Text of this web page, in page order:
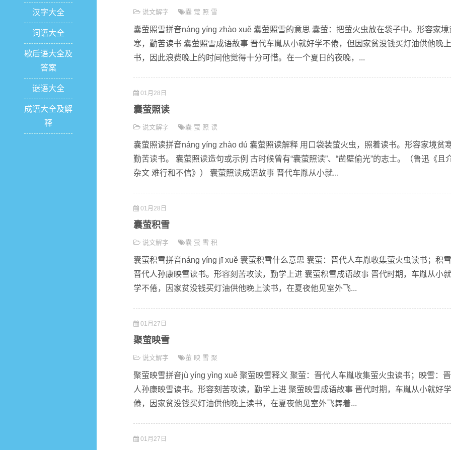
汉字大全
词语大全
歇后语大全及
答案
谜语大全
成语大全及解
释
说文解字 囊 萤 照 雪
囊萤照雪拼音náng yíng zhào xuě 囊萤照雪的意思 囊萤：把萤火虫放在袋子中。形容家境
寒，勤苦读书 囊萤照雪成语故事 晋代车胤从小就好学不倦，但因家贫没钱买灯油供他晚
书，因此浪费晚上的时间他觉得十分可惜。在一个夏日的夜晚，...
01月28日
囊萤照读
说文解字 囊 萤 照 读
囊萤照读拼音náng yíng zhào dú 囊萤照读解释 用口袋装萤火虫，照着读书。形容家境贫寒
勤苦读书。 囊萤照读造句或示例 古时候曾有“囊萤照读”、“凿壁偷光”的志士。（鲁迅《且
杂文 难行和不信》） 囊萤照读成语故事 晋代车胤从小就...
01月28日
囊萤积雪
说文解字 囊 萤 雪 积
囊萤积雪拼音náng yíng jī xuě 囊萤积雪什么意思 囊萤：晋代人车胤收集萤火虫读书；积雪
晋代人孙康映雪读书。形容刻苦攻读，勤学上进 囊萤积雪成语故事 晋代时期，车胤从小
学不倦，因家贫没钱买灯油供他晚上读书，在夏夜他见室外飞...
01月27日
聚萤映雪
说文解字 萤 映 雪 聚
聚萤映雪拼音jù yíng yìng xuě 聚萤映雪释义 聚萤：晋代人车胤收集萤火虫读书；映雪：
人孙康映雪读书。形容刻苦攻读，勤学上进 聚萤映雪成语故事 晋代时期，车胤从小就好
倦，因家贫没钱买灯油供他晚上读书，在夏夜他见室外飞舞着...
01月27日